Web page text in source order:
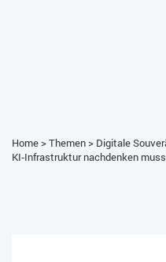
Home>Themen> Digitale
KI‑Infrastruktur nachdenken muss